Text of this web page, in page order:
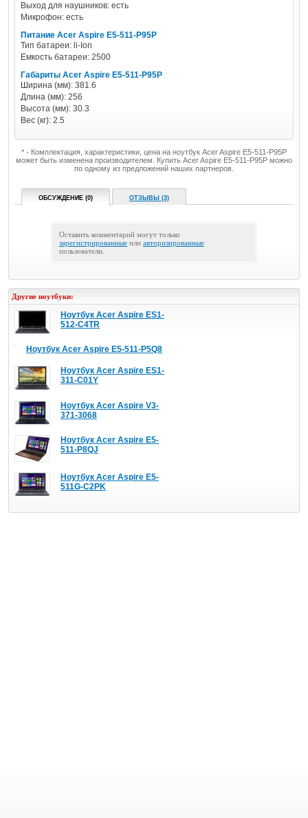
Выход для наушников: есть
Микрофон: есть
Питание Acer Aspire E5-511-P95P
Тип батареи: li-Ion
Емкость батареи: 2500
Габариты Acer Aspire E5-511-P95P
Ширина (мм): 381.6
Длина (мм): 256
Высота (мм): 30.3
Вес (кг): 2.5
* - Комплектация, характеристики, цена на ноутбук Acer Aspire E5-511-P95P
может быть изменена производителем. Купить Acer Aspire E5-511-P95P можно
по одному из предложений наших партнеров.
ОБСУЖДЕНИЕ (0) ОТЗЫВЫ (3)
Оставить комментарий могут только
зарегистрированные или авторизированные
пользователи.
Другие ноутбуки:
Ноутбук Acer Aspire ES1-
512-C4TR
Ноутбук Acer Aspire E5-511-P5Q8
Ноутбук Acer Aspire ES1-
311-C01Y
Ноутбук Acer Aspire V3-
371-3068
Ноутбук Acer Aspire E5-
511-P8QJ
Ноутбук Acer Aspire E5-
511G-C2PK